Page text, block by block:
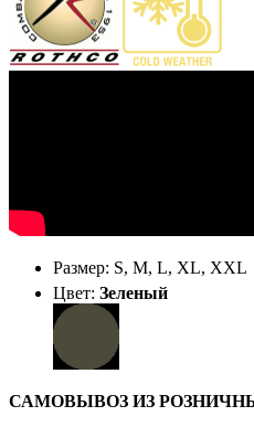
Размер: S, M, L, XL, XXL
Цвет: Зеленый
САМОВЫВОЗ ИЗ